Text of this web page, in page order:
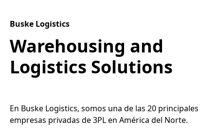
Buske Logistics
Warehousing and
Logistics Solutions
En Buske Logistics, somos una de las 20 principales
empresas privadas de 3PL en América del Norte.